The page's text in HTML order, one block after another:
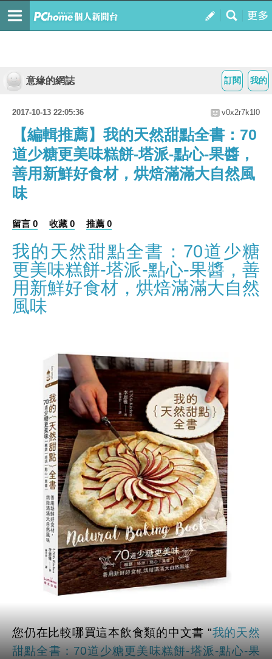
我的
訂閱
意緣的網誌
2017-10-13 22:05:36 v0x2r7k1l0
【編輯推薦】我的天然甜點全書：70
道少糖更美味糕餅-塔派-點心-果醬，
善用新鮮好食材，烘焙滿滿大自然風
味
留言 0 收藏 0 推薦 0
我的天然甜點全書：70道少糖
更美味糕餅-塔派-點心-果醬，善
用新鮮好食材，烘焙滿滿大自然
風味
您仍在比較哪買這本飲食類的中文書 "我的天然
甜點全書：70道少糖更美味糕餅-塔派-點心-果